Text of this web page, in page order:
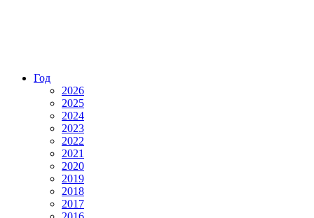
Год
2026
2025
2024
2023
2022
2021
2020
2019
2018
2017